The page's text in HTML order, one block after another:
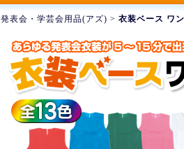
発表会・学芸会用品(アズ) > 衣装ベース ワ